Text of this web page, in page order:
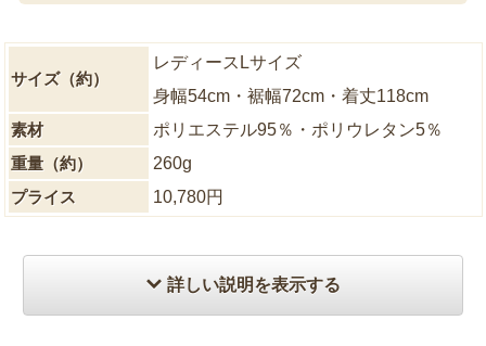
サイズ（約）
レディースLサイズ
身幅54cm・裾幅72cm・着丈118cm
素材
ポリエステル95％・ポリウレタン5％
重量（約）
260g
プライス
10,780円
詳しい説明を表示する